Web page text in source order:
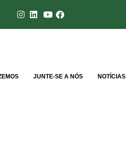
JUNTE-SE A NÓS NOTÍCIAS